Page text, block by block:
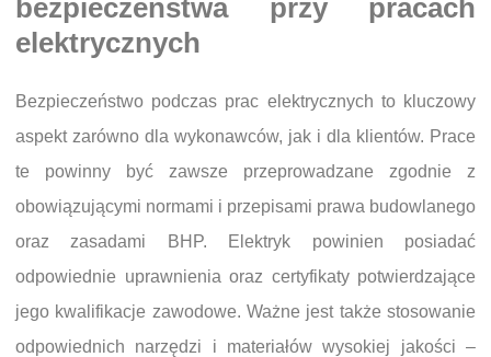
bezpieczeństwa przy pracach
elektrycznych
Bezpieczeństwo podczas prac elektrycznych to kluczowy
aspekt zarówno dla wykonawców, jak i dla klientów. Prace
te powinny być zawsze przeprowadzane zgodnie z
obowiązującymi normami i przepisami prawa budowlanego
oraz zasadami BHP. Elektryk powinien posiadać
odpowiednie uprawnienia oraz certyfikaty potwierdzające
jego kwalifikacje zawodowe. Ważne jest także stosowanie
odpowiednich narzędzi i materiałów wysokiej jakości –